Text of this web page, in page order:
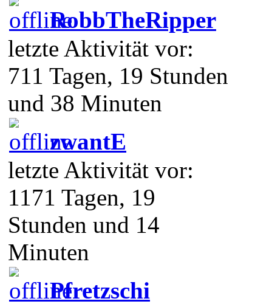
RobbTheRipper
letzte Aktivität vor:
711 Tagen, 19 Stunden
und 38 Minuten
zwantE
letzte Aktivität vor:
1171 Tagen, 19
Stunden und 14
Minuten
Pfretzschi